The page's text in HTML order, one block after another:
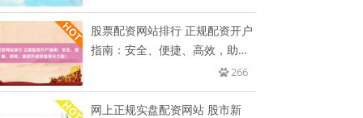
股票配资网站排行 正规配资开户
指南：安全、便捷、高效，助您
266
网上正规实盘配资网站 股市新